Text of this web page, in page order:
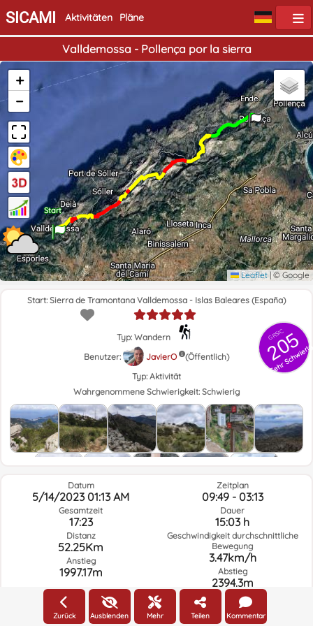
SICAMI Aktivitäten Pläne
Valldemossa - Pollença por la sierra
Start
Ende
+
−
Leaflet | © Google
GRSIC
205
Sehr
Start: Sierra de Tramontana Valldemossa - Islas Baleares (España)
Typ: Wandern
Benutzer:
JavierO
(Öffentlich)
Typ: Aktivität
Wahrgenommene Schwierigkeit: Schwierig
Datum
5/14/2023 01:13 AM
Gesamtzeit
17:23
Distanz
52.25Km
Anstieg
1997.17m
Zeitplan
09:49 - 03:13
Dauer
15:03 h
Geschwindigkeit durchschnittliche
Bewegung
3.47km/h
Abstieg
2394.3m
Wetter am Tag der Route und ausgewählte Zeit
Zurück Ausblenden Mehr Teilen Kommentar